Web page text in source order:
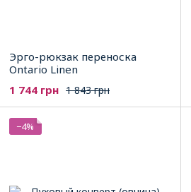
Эрго-рюкзак переноска
Ontario Linen
1 843 грн
1 744 грн
−4%